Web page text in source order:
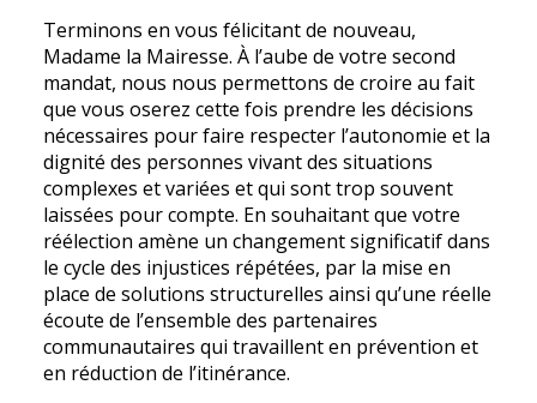
Terminons en vous félicitant de nouveau,
Madame la Mairesse. À l’aube de votre second
mandat, nous nous permettons de croire au fait
que vous oserez cette fois prendre les décisions
nécessaires pour faire respecter l’autonomie et la
dignité des personnes vivant des situations
complexes et variées et qui sont trop souvent
laissées pour compte. En souhaitant que votre
réélection amène un changement significatif dans
le cycle des injustices répétées, par la mise en
place de solutions structurelles ainsi qu’une réelle
écoute de l’ensemble des partenaires
communautaires qui travaillent en prévention et
en réduction de l’itinérance.